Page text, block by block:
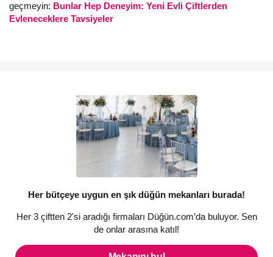
geçmeyin: Bunlar Hep Deneyim: Yeni Evli Çiftlerden
Evleneceklere Tavsiyeler
Her bütçeye uygun en şık düğün mekanları burada!
Her 3 çiftten 2'si aradığı firmaları Düğün.com’da buluyor. Sen
de onlar arasına katıl!